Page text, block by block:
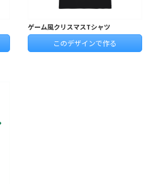
ゲーム風クリスマスTシャツ
このデザインで作る